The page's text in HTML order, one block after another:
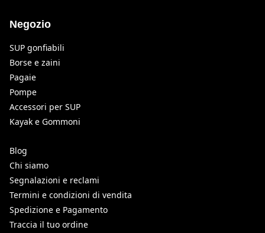
Negozio
SUP gonfiabili
Borse e zaini
Pagaie
Pompe
Accessori per SUP
Kayak e Gommoni
Blog
Chi siamo
Segnalazioni e reclami
Termini e condizioni di vendita
Spedizione e Pagamento
Traccia il tuo ordine